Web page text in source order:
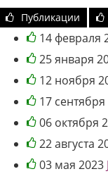
Публикации
14 февраля
25 января
12 ноября
17
06 октября
22 августа
03 мая 2023